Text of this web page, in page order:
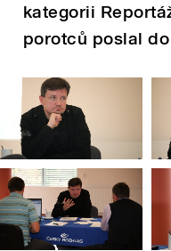
kategorii
porotců poslal